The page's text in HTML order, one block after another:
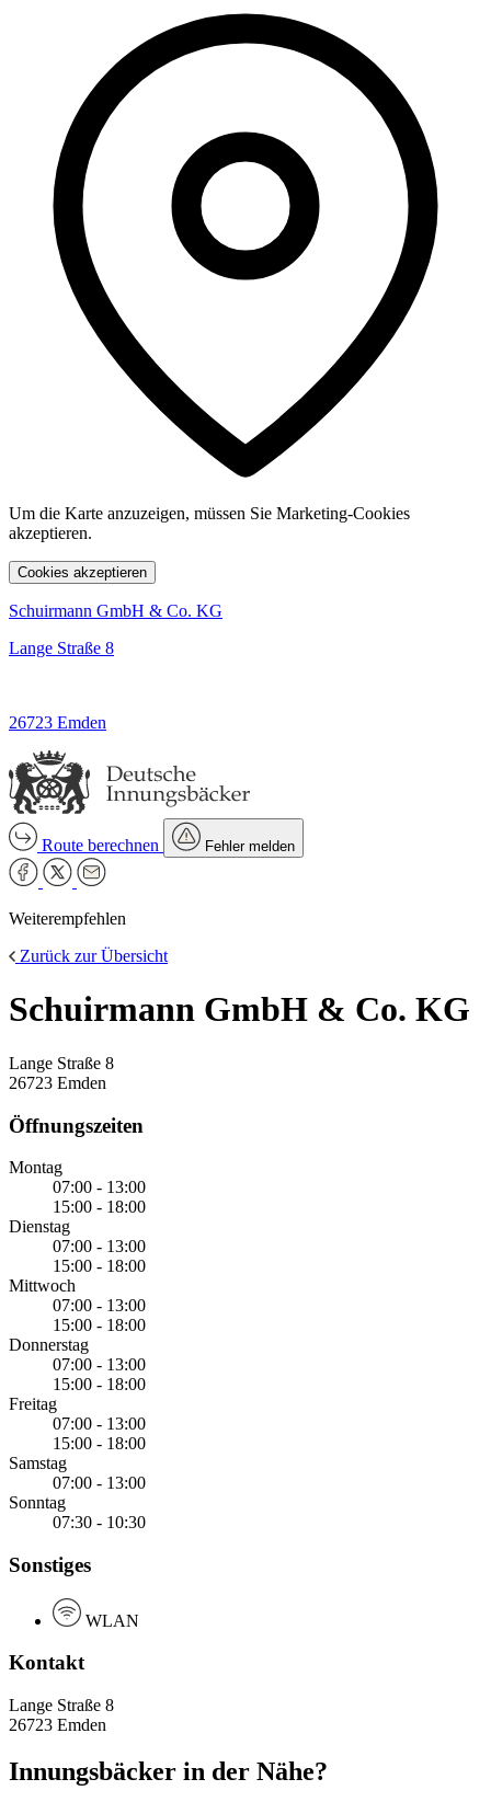
Um die Karte anzuzeigen, müssen Sie Marketing-Cookies
akzeptieren.
Cookies akzeptieren
Schuirmann GmbH & Co. KG
Lange Straße 8
26723 Emden
Route berechnen Fehler melden
Weiterempfehlen
Zurück zur Übersicht
Schuirmann GmbH & Co. KG
Lange Straße 8
26723 Emden
Öffnungszeiten
Montag
07:00 - 13:00
15:00 - 18:00
Dienstag
07:00 - 13:00
15:00 - 18:00
Mittwoch
07:00 - 13:00
15:00 - 18:00
Donnerstag
07:00 - 13:00
15:00 - 18:00
Freitag
07:00 - 13:00
15:00 - 18:00
Samstag
07:00 - 13:00
Sonntag
07:30 - 10:30
Sonstiges
WLAN
Kontakt
Lange Straße 8
26723 Emden
Innungsbäcker in der Nähe?